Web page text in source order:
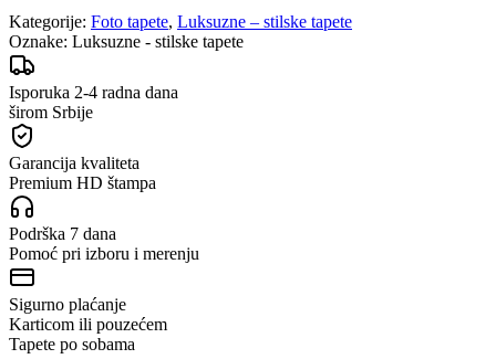
Kategorije: Foto tapete, Luksuzne – stilske tapete
Oznake: Luksuzne - stilske tapete
Isporuka 2-4 radna dana
širom Srbije
Garancija kvaliteta
Premium HD štampa
Podrška 7 dana
Pomoć pri izboru i merenju
Sigurno plaćanje
Karticom ili pouzećem
Tapete po sobama